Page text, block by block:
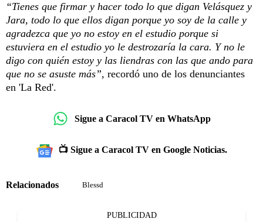
“Tienes que firmar y hacer todo lo que digan Velásquez y
Jara, todo lo que ellos digan porque yo soy de la calle y
agradezca que yo no estoy en el estudio porque si
estuviera en el estudio yo le destrozaría la cara. Y no le
digo con quién estoy y las liendras con las que ando para
que no se asuste más”, recordó uno de los denunciantes
en 'La Red'.
Sigue a Caracol TV en WhatsApp
📺 Sigue a Caracol TV en Google Noticias.
Relacionados Blessd
PUBLICIDAD